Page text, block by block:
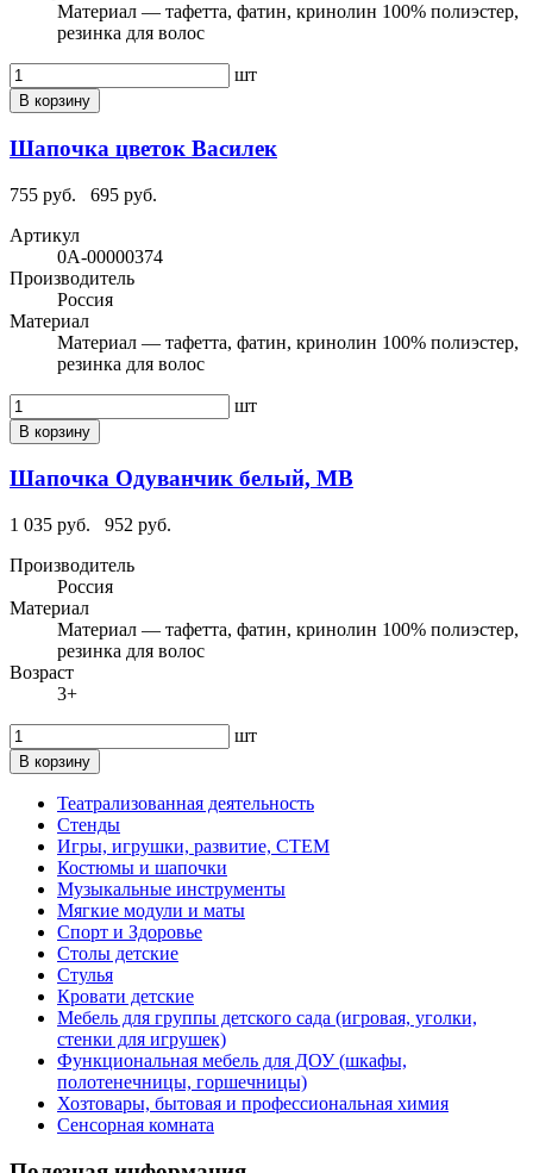
Материал — тафетта, фатин, кринолин 100% полиэстер,
резинка для волос
шт
В корзину
Шапочка цветок Василек
755 руб.
695 руб.
Артикул
0А-00000374
Производитель
Россия
Материал
Материал — тафетта, фатин, кринолин 100% полиэстер,
резинка для волос
шт
В корзину
Шапочка Одуванчик белый, МВ
1 035 руб.
952 руб.
Производитель
Россия
Материал
Материал — тафетта, фатин, кринолин 100% полиэстер,
резинка для волос
Возраст
3+
шт
В корзину
Театрализованная деятельность
Стенды
Игры, игрушки, развитие, СТЕМ
Костюмы и шапочки
Музыкальные инструменты
Мягкие модули и маты
Спорт и Здоровье
Столы детские
Стулья
Кровати детские
Мебель для группы детского сада (игровая, уголки,
стенки для игрушек)
Функциональная мебель для ДОУ (шкафы,
полотенечницы, горшечницы)
Хозтовары, бытовая и профессиональная химия
Сенсорная комната